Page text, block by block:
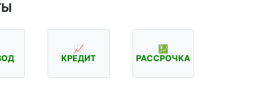
📈
КРЕДИТ
💹
РАССРОЧКА